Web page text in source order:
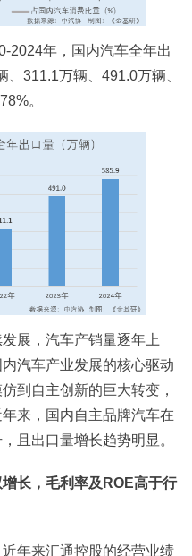
2024年，国内汽车全年出
311.1万辆、491.0万辆、
。
展，汽车产销量逐年上
汽车产业发展的核心驱动
到自主创新的巨大转变，
来，国内自主品牌汽车在
且出口量增长趋势明显。
长，毛利率及ROE高于行
年来汇通控股的经营业绩